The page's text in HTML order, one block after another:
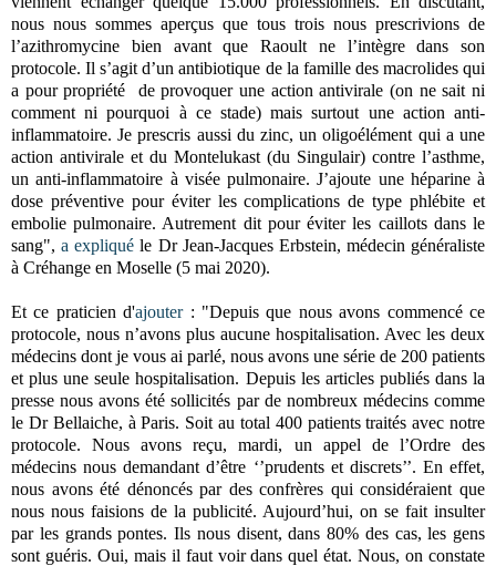
nous nous sommes aperçus que tous trois nous prescrivions de
l’azithromycine bien avant que Raoult ne l’intègre dans son
protocole. Il s’agit d’un antibiotique de la famille des macrolides qui
a pour propriété de provoquer une action antivirale (on ne sait ni
comment ni pourquoi à ce stade) mais surtout une action anti-
inflammatoire.Je prescris aussi du zinc, un oligoélément qui a une
action antivirale et du Montelukast (du Singulair) contre l’asthme,
un anti-inflammatoire à visée pulmonaire. J’ajoute une héparine à
dose préventive pour éviter les complications de type phlébite et
embolie pulmonaire. Autrement dit pour éviter les caillots dans le
sang",a expliqué le Dr Jean-Jacques Erbstein, médecin généraliste
à Créhange en Moselle (5 mai 2020).
Et ce praticien d'ajouter: "Depuis que nous avons commencé ce
protocole, nous n’avons plus aucune hospitalisation. Avec les deux
médecins dont je vous ai parlé, nous avons une série de 200 patients
et plus une seule hospitalisation. Depuis les articles publiés dans la
presse nous avons été sollicités par de nombreux médecins comme
le Dr Bellaiche, à Paris. Soit au total 400 patients traités avec notre
protocole.Nous avons reçu, mardi, un appel de l’Ordre des
médecins nous demandant d’être ‘’prudents et discrets’’. En effet,
nous avons été dénoncés par des confrères qui considéraient que
nous nous faisions de la publicité. Aujourd’hui, on se fait insulter
par les grands pontes. Ils nous disent, dans 80% des cas, les gens
sont guéris. Oui, mais il faut voir dans quel état. Nous, on constate